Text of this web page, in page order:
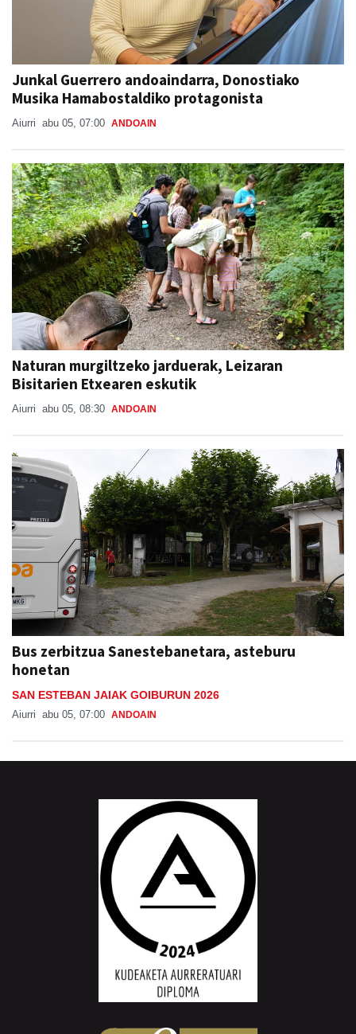
Junkal Guerrero andoaindarra, Donostiako
Musika Hamabostaldiko protagonista
Aiurri abu 05, 07:00 ANDOAIN
Naturan murgiltzeko jarduerak, Leizaran
Bisitarien Etxearen eskutik
Aiurri abu 05, 08:30 ANDOAIN
Bus zerbitzua Sanestebanetara, asteburu
honetan
SAN ESTEBAN JAIAK GOIBURUN 2026
Aiurri abu 05, 07:00 ANDOAIN